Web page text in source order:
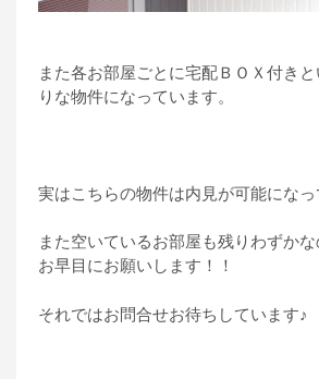
また各お部屋ごとに宅配ＢＯＸ付き
りな物件になっています。
実はこちらの物件は内見が可能になっ
また空いているお部屋も残りわずか
お早目にお願いします！！
それではお問合せお待ちしています♪